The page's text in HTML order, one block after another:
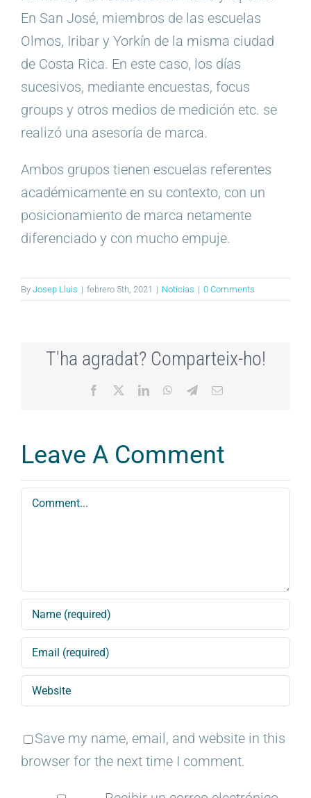
En San José, miembros de las escuelas
Olmos, Iribar y Yorkín de la misma ciudad
de Costa Rica. En este caso, los días
sucesivos, mediante encuestas, focus
groups y otros medios de medición etc. se
realizó una asesoría de marca.
Ambos grupos tienen escuelas referentes
académicamente en su contexto, con un
posicionamiento de marca netamente
diferenciado y con mucho empuje.
By Josep Lluis | febrero 5th, 2021 | Noticias | 0 Comments
T'ha agradat? Comparteix-ho!
Facebook LinkedInWhatsApp
TelegramEmail
Leave A Comment
Comment
Save my name, email, and website in this
browser for the next time I comment.